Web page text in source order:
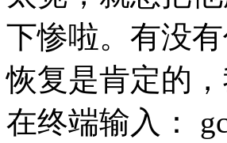
下惨啦。有没
恢复是肯定的
在终端输入：